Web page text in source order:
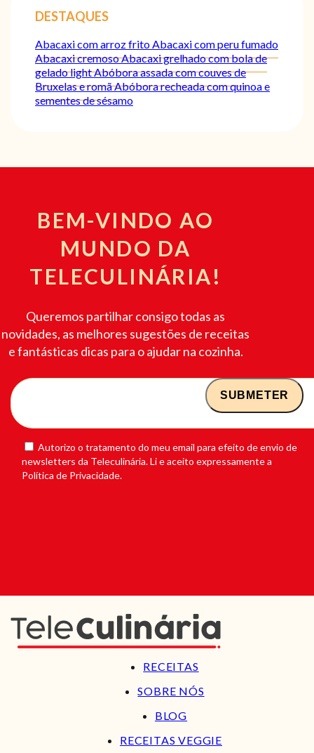
DESTAQUES
Abacaxi com arroz fritoAbacaxi com peru fumado
Abacaxi cremosoAbacaxi grelhado com bola de
gelado lightAbóbora assada com couves de
Bruxelas e romãAbóbora recheada com quinoa e
sementes de sésamo
BEM-VINDO AO
MUNDO DA
TELECULINÁRIA!
Queremos partilhar consigo todas as
novidades, as melhores sugestões de receitas
e fantásticas dicas para o ajudar na cozinha.
Autorizo o tratamento do meu email para efeito de envio de
newsletters da Teleculinária. Li e aceito expressamente a
Política de Privacidade.
RECEITAS
SOBRE NÓS
BLOG
RECEITAS VEGGIE